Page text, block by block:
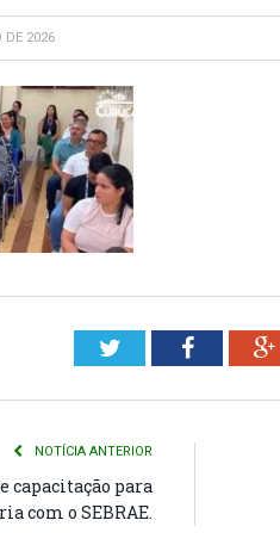
DE 2026
Twitter
NOTÍCIA ANTERIOR
capacitação para
com o SEBRAE.